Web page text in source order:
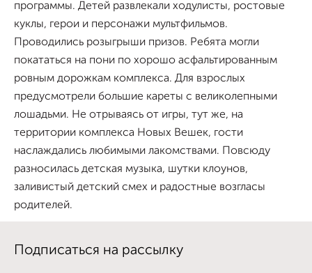
программы. Детей развлекали ходулисты, ростовые
куклы, герои и персонажи мультфильмов.
Проводились розыгрыши призов. Ребята могли
покататься на пони по хорошо асфальтированным
ровным дорожкам комплекса. Для взрослых
предусмотрели большие кареты с великолепными
лошадьми. Не отрываясь от игры, тут же, на
территории комплекса Новых Вешек, гости
наслаждались любимыми лакомствами. Повсюду
разносилась детская музыка, шутки клоунов,
заливистый детский смех и радостные возгласы
родителей.
Подписаться на рассылку